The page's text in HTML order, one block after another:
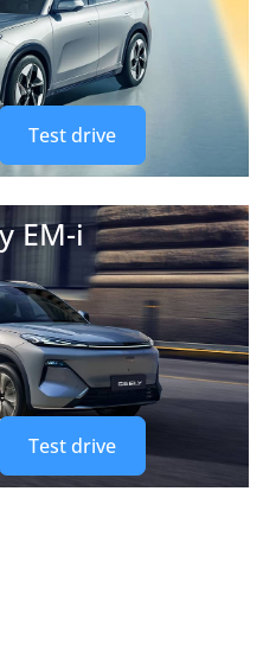
Test drive
EM-i
Test drive